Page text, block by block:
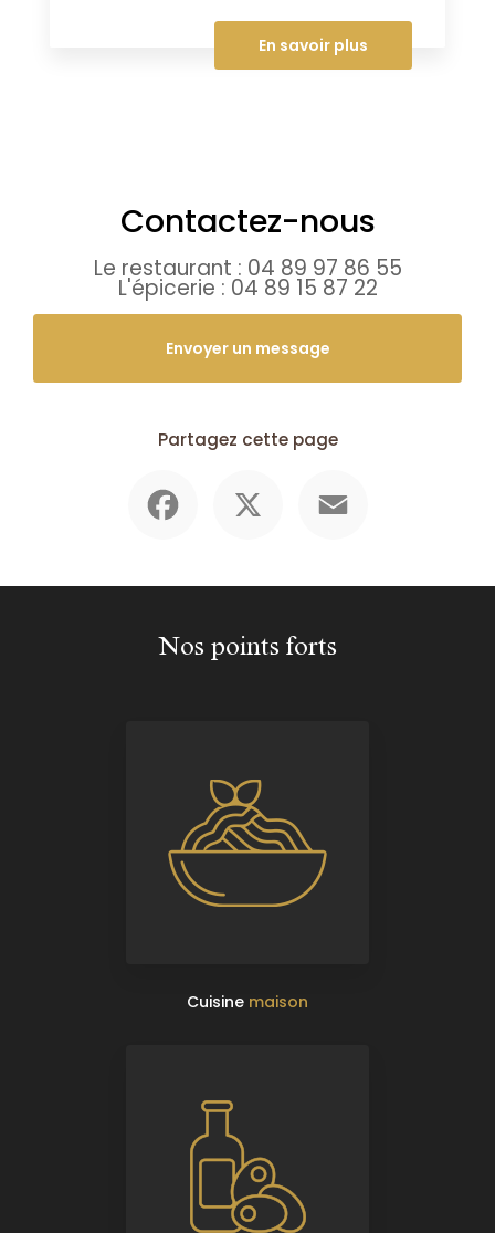
En savoir plus
Contactez-nous
Le restaurant : 04 89 97 86 55
L'épicerie : 04 89 15 87 22
Envoyer un message
Partagez cette page
Nos points forts
Cuisine maison